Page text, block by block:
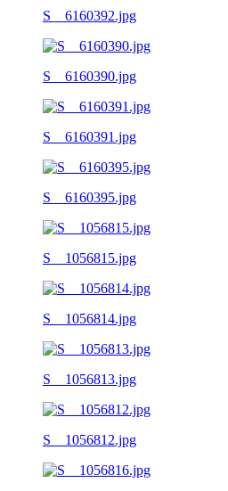
S__6160392.jpg
S__6160390.jpg
S__6160391.jpg
S__6160395.jpg
S__1056815.jpg
S__1056814.jpg
S__1056813.jpg
S__1056812.jpg